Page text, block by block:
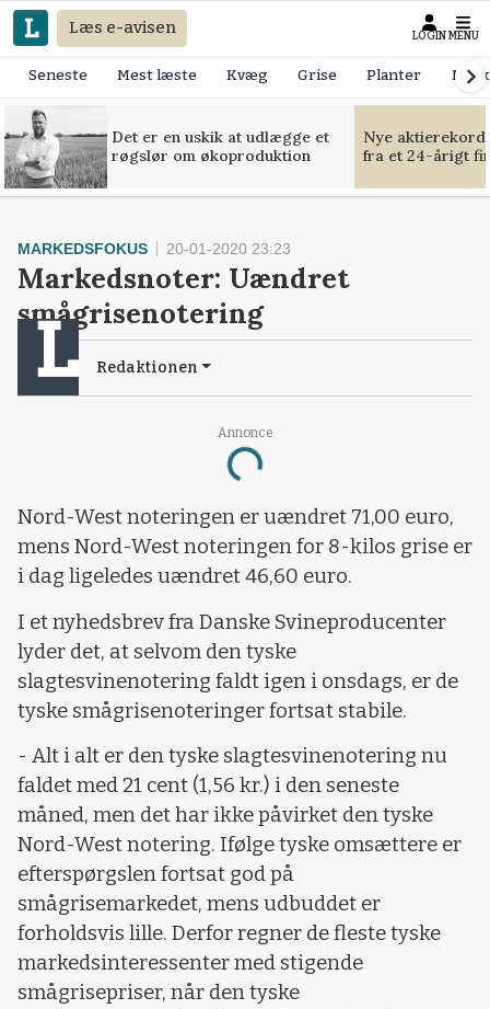
Læs e-avisen LOGIN MENU
Seneste Mest læste Kvæg Grise Planter
Det er en uskik at udlægge et
røgslør om økoproduktion
Nye
fra et 24-årigt
Annonce
Loading...
MARKEDSFOKUS 20-01-2020 23:23
Markedsnoter: Uændret
smågrisenotering
Redaktionen
Nord-West noteringen er uændret 71,00 euro,
mens Nord-West noteringen for 8-kilos grise er
i dag ligeledes uændret 46,60 euro.
I et nyhedsbrev fra Danske Svineproducenter
lyder det, at selvom den tyske
slagtesvinenotering faldt igen i onsdags, er de
tyske smågrisenoteringer fortsat stabile.
- Alt i alt er den tyske slagtesvinenotering nu
faldet med 21 cent (1,56 kr.) i den seneste
måned, men det har ikke påvirket den tyske
Nord-West notering. Ifølge tyske omsættere er
efterspørgslen fortsat god på
smågrisemarkedet, mens udbuddet er
forholdsvis lille. Derfor regner de fleste tyske
markedsinteressenter med stigende
smågrisepriser, når den tyske